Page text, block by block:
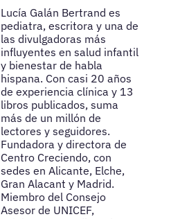
Lucía Galán Bertrand es
pediatra, escritora y una de
las divulgadoras más
influyentes en salud infantil
y bienestar de habla
hispana. Con casi 20 años
de experiencia clínica y 13
libros publicados, suma
más de un millón de
lectores y seguidores.
Fundadora y directora de
Centro Creciendo, con
sedes en Alicante, Elche,
Gran Alacant y Madrid.
Miembro del Consejo
Asesor de UNICEF,